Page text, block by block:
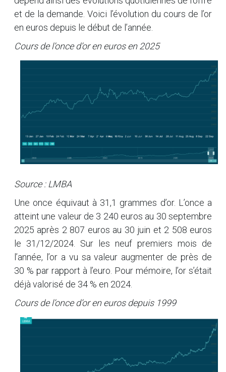
et de la demande. Voici l’évolution du cours de l’or
en euros depuis le début de l’année.
Cours de l’once d’or en euros en 2025
Source : LMBA
Une once équivaut à 31,1 grammes d’or. L’once a
atteint une valeur de 3 240 euros au 30 septembre
2025 après 2 807 euros au 30 juin et 2 508 euros
le 31/12/2024. Sur les neuf premiers mois de
l’année, l’or a vu sa valeur augmenter de près de
30 % par rapport à l’euro. Pour mémoire, l’or s’était
déjà valorisé de 34 % en 2024.
Cours de l’once d’or en euros depuis 1999